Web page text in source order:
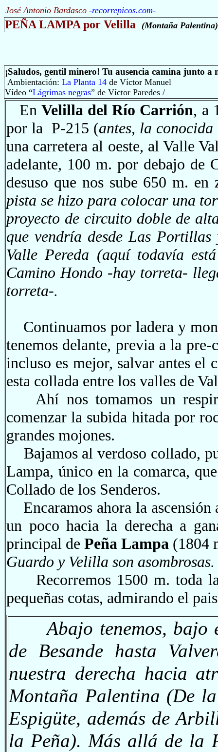
José Antonio Bardasco -recorrepicos.com-
PEÑA LAMPA por Velilla (Montaña Palentina)
¡Saludos, gentil minero! Tu ausencia camina junto a
Ambientación: La Planta 14 de Víctor Manuel
Vídeo “Lágrimas negras” de Víctor Paredes /
EnVelilla del Río Carrión, a
por la P-215 (antes, la
una carretera al oeste, al Valle
adelante, 100 m. por debajo de
desuso que nos sube 650 m. en
pista se hizo para colocar una
proyecto de circuito doble de
que vendría desde Las
Valle Pereda (aquí todavía
Camino Hondo -hay torreta-
torreta-.
Continuamos por ladera y
tenemos delante, previa a la
incluso es mejor, salvar antes el
esta collada entre los valles de
Ahí nos tomamos un
comenzar la subida hitada por
grandes mojones.
Bajamos al verdoso collado,
Lampa, único en la comarca,
Collado de los Senderos.
Encaramos ahora la ascensión
un poco hacia la derecha a
principal de Peña Lampa (1804
Guardo y Velilla son asombrosas.
Recorremos 1500 m. toda la
pequeñas cotas, admirando el
Abajo tenemos,
de Besande hasta
nuestra derecha hacia
Montaña Palentina (De
Espigüte, además de
la Peña). Más allá de la